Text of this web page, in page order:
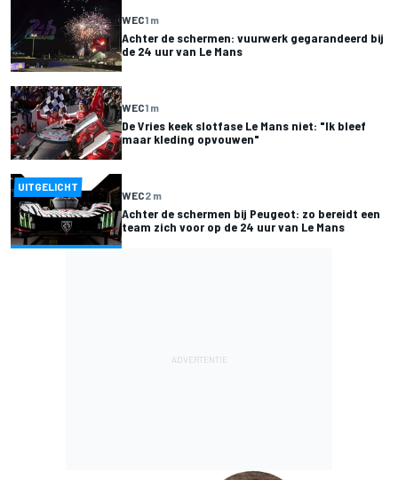
WEC1 m
Achter de schermen: vuurwerk gegarandeerd bij
de 24 uur van Le Mans
WEC1 m
De Vries keek slotfase Le Mans niet: "Ik bleef
maar kleding opvouwen"
UITGELICHT
WEC2 m
Achter de schermen bij Peugeot: zo bereidt een
team zich voor op de 24 uur van Le Mans